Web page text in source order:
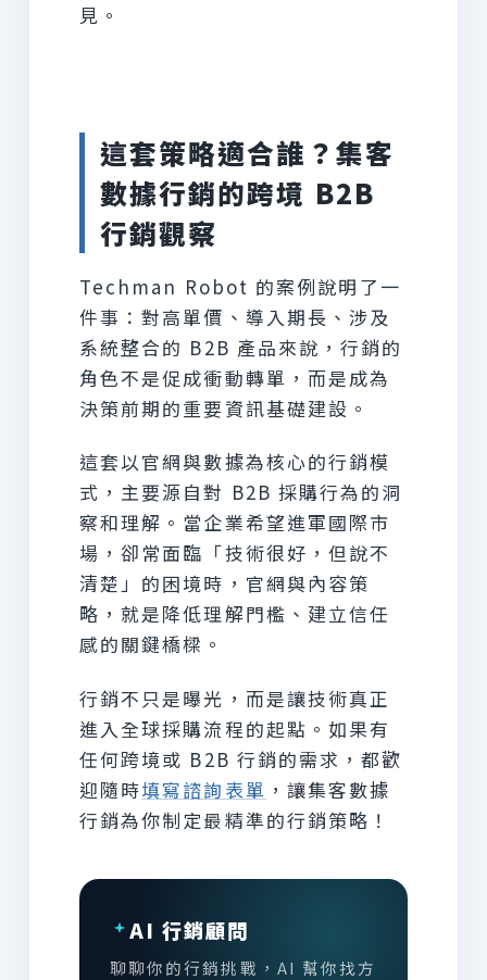
見。
這套策略適合誰？集客
數據行銷的跨境 B2B
行銷觀察
Techman Robot 的案例說明了一
件事：對高單價、導入期長、涉及
系統整合的 B2B 產品來說，行銷的
角色不是促成衝動轉單，而是成為
決策前期的重要資訊基礎建設。
這套以官網與數據為核心的行銷模
式，主要源自對 B2B 採購行為的洞
察和理解。當企業希望進軍國際市
場，卻常面臨「技術很好，但說不
清楚」的困境時，官網與內容策
略，就是降低理解門檻、建立信任
感的關鍵橋樑。
行銷不只是曝光，而是讓技術真正
進入全球採購流程的起點。如果有
任何跨境或 B2B 行銷的需求，都歡
迎隨時填寫諮詢表單 ，讓集客數據
行銷為你制定最精準的行銷策略！
AI 行銷顧問
聊聊你的行銷挑戰，AI 幫你找方